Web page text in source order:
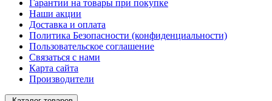
Гарантии на товары при покупке
Наши акции
Доставка и оплата
Политика Безопасности (конфиденциальности)
Пользовательское соглашение
Связаться с нами
Карта сайта
Производители